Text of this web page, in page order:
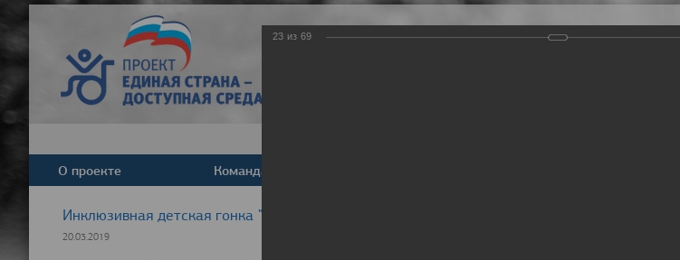
О проекте Команда
Инклюзивная детская гонка "Лыжня здоровья" 2019
20.03.2019
23 из 69